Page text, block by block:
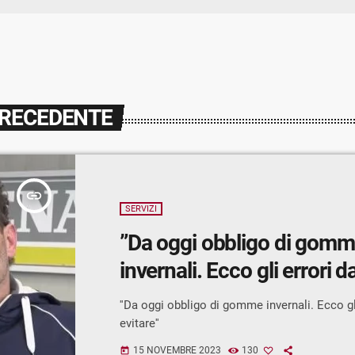
insert_link
SERVIZI
”Da oggi obbligo di
invernali. Ecco gli errori
''Da oggi obbligo di gomme invernali. Ecco
evitare''
today 15 NOVEMBRE 2023 130